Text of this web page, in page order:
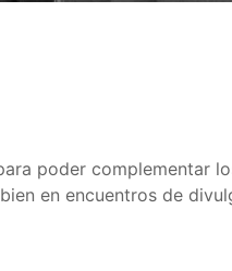
poder complementar
en encuentros de